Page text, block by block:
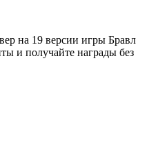
на 19 версии игры Бравл
и получайте награды без